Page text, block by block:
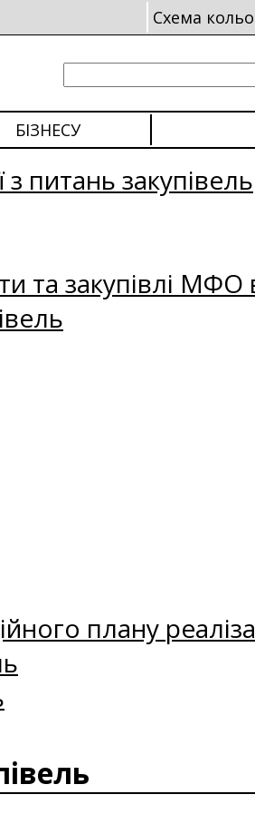
Схема
БІЗНЕСУ
з питань закупівель
та закупівлі МФО
плану